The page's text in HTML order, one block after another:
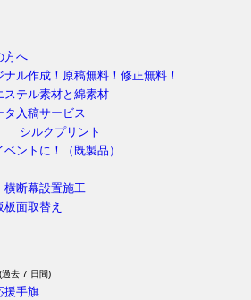
方へ
ル作成！原稿無料！修正無料！
テル素材と綿素材
タ入稿サービス
シルクプリント
ントに！（既製品）
断幕設置施工
面取替え
去 7 日間)
援手旗